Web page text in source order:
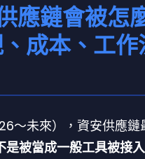
應鏈會被怎
成本、工作
～未來），資安供應鏈
是被當成一般工具被接